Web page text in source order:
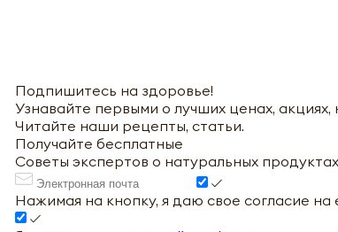
Подпишитесь на здоровье!
Узнавайте первыми о лучших ценах, акциях,
Читайте наши рецепты, статьи.
Получайте бесплатные
Советы экспертов о натуральных
Нажимая на кнопку, я даю свое согласие на